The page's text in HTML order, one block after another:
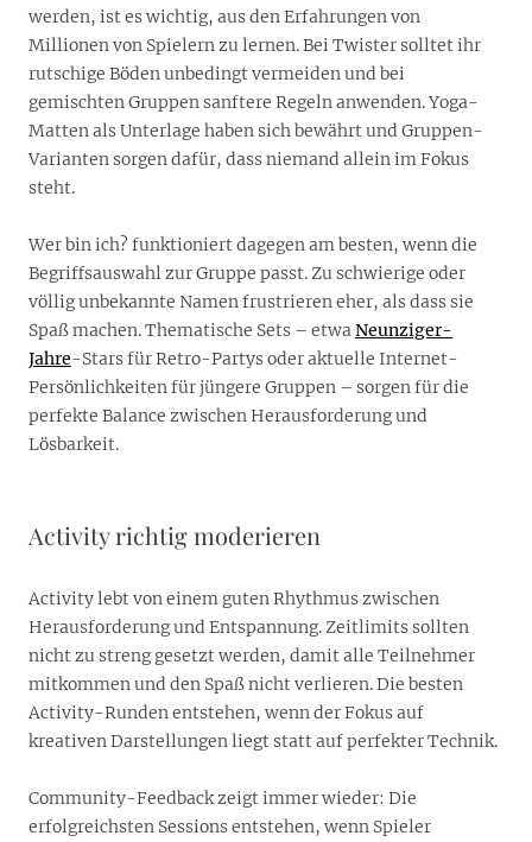
werden, ist es wichtig, aus den Erfahrungen von
Millionen von Spielern zu lernen. Bei Twister solltet ihr
rutschige Böden unbedingt vermeiden und bei
gemischten Gruppen sanftere Regeln anwenden. Yoga-
Matten als Unterlage haben sich bewährt und Gruppen-
Varianten sorgen dafür, dass niemand allein im Fokus
steht.
Wer bin ich? funktioniert dagegen am besten, wenn die
Begriffsauswahl zur Gruppe passt. Zu schwierige oder
völlig unbekannte Namen frustrieren eher, als dass sie
Spaß machen. Thematische Sets – etwaNeunziger-
Jahre-Stars für Retro-Partys oder aktuelle Internet-
Persönlichkeiten für jüngere Gruppen – sorgen für die
perfekte Balance zwischen Herausforderung und
Lösbarkeit.
Activity richtig moderieren
Activity lebt von einem guten Rhythmus zwischen
Herausforderung und Entspannung. Zeitlimits sollten
nicht zu streng gesetzt werden, damit alle Teilnehmer
mitkommen und den Spaß nicht verlieren. Die besten
Activity-Runden entstehen, wenn der Fokus auf
kreativen Darstellungen liegt statt auf perfekter Technik.
Community-Feedback zeigt immer wieder: Die
erfolgreichsten Sessions entstehen, wenn Spieler